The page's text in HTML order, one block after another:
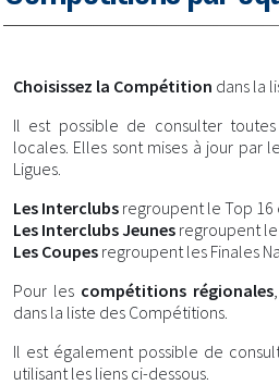
Choisissez la Compétition dans la
Il est possible de consulter
locales. Elles sont mises à jour par
Ligues.
Les Interclubs regroupent le Top 16
Les Interclubs Jeunes regroupent le
Les Coupes regroupent les Finales
Pour les compétitions régionales
dans la liste des Compétitions.
Il est également possible de
utilisant les liens ci-dessous.